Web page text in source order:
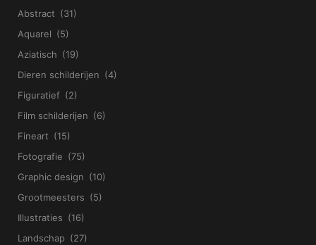
Abstract (31)
Aquarel (5)
Aziatisch (19)
Dieren schilderijen (4)
Figuratief (2)
Film schilderijen (6)
Fineart (15)
Fotografie (75)
Graphic design (10)
Grootmeesters (5)
Illustraties (16)
Landschap (27)